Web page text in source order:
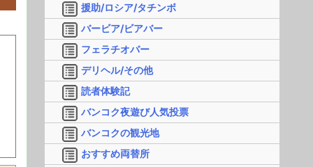
援助/ロシア/タチンボ
バービア/ビアバー
フェラチオバー
デリヘル/その他
読者体験記
バンコク夜遊び人気投票
バンコクの観光地
おすすめ両替所